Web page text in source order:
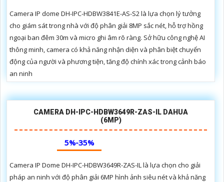
Camera IP dome DH-IPC-HDBW3841E-AS-S2 là lựa chọn lý tưởng
cho giám sát trong nhà với độ phân giải 8MP sắc nét, hỗ trợ hồng
ngoại ban đêm 30m và micro ghi âm rõ ràng. Sở hữu công nghệ AI
thông minh, camera có khả năng nhận diện và phân biệt chuyển
động của người và phương tiện, tăng độ chính xác trong cảnh báo
an ninh
CAMERA DH-IPC-HDBW3649R-ZAS-IL DAHUA
(6MP)
5%-35%
Camera IP Dome DH-IPC-HDBW3649R-ZAS-IL là lựa chọn cho giải
pháp an ninh với độ phân giải 6MP hình ảnh siêu nét và khả năng